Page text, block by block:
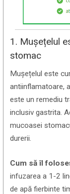
1. Mușețelul
stomac
Mușețelul este
antiinflamatoare,
este un remediu
inclusiv gastrita.
mucoasei
durerii.
Cum să îl
infuzarea a 1-2
de apă fierbinte